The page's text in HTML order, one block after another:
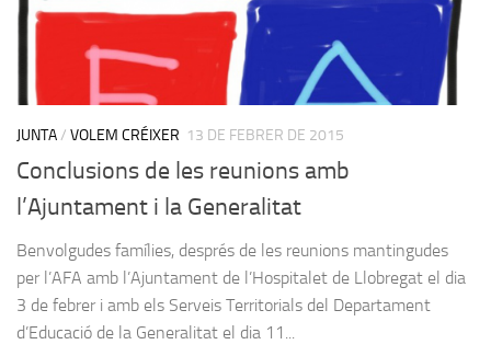
JUNTA/ VOLEM CRÉIXER 13 DE FEBRER DE 2015
Conclusions de les reunions amb
l’Ajuntament i la Generalitat
Benvolgudes famílies, després de les reunions mantingudes
per l’AFA amb l’Ajuntament de l’Hospitalet de Llobregat el dia
3 de febrer i amb els Serveis Territorials del Departament
d’Educació de la Generalitat el dia 11...